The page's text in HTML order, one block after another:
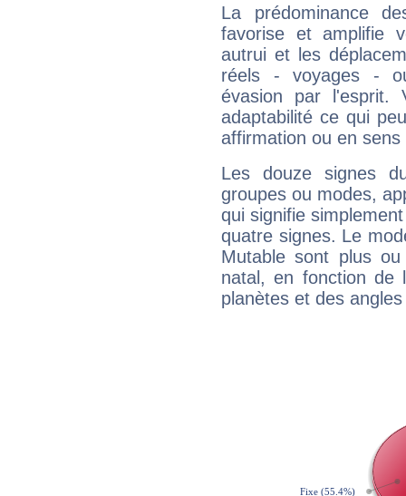
La prédominance
favorise et amplifie
autrui et les
réels - voyages -
évasion par l'esprit.
adaptabilité ce qui
affirmation ou en
Les douze signes
groupes ou modes,
qui signifie
quatre signes. Le
Mutable sont plus
natal, en fonction de
planètes et des